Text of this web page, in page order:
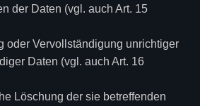
der Daten (vgl. auch Art. 15
oder Vervollständigung unrichtiger
Daten (vgl. auch Art. 16
Löschung der sie betreffenden